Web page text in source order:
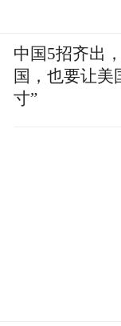
中国5招齐出
国，也要让美
寸”